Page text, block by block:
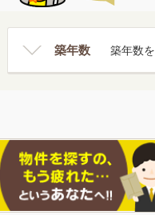
築年数 築年数を